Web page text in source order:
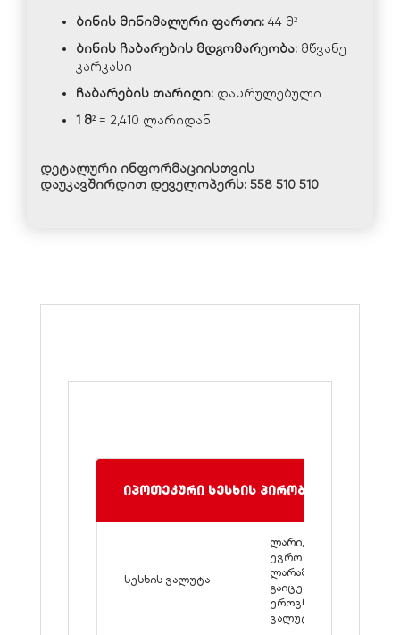
ბინის მინიმალური ფართი: 44 მ²
ბინის ჩაბარების მდგომარეობა: მწვანე
კარკასი
ჩაბარების თარიღი: დასრულებული
1 მ² = 2,410 ლარიდან
დეტალური ინფორმაციისთვის
დაუკავშირდით დეველოპერს: 558 510 510
იპოთეკური სესხის პირობები
სესხის ვალუტა
ლარი, დოლარი,
ევრო (1,000,000
ლარამდე სესხები
გაიცემა მხოლოდ
ეროვნულ
ვალუტაში)